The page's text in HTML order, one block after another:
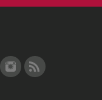
PinterestInstagram